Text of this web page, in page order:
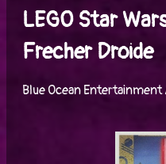
LEGO Star
Frecher Droide
Blue Ocean Entertainment
Bildergalerie überspringen